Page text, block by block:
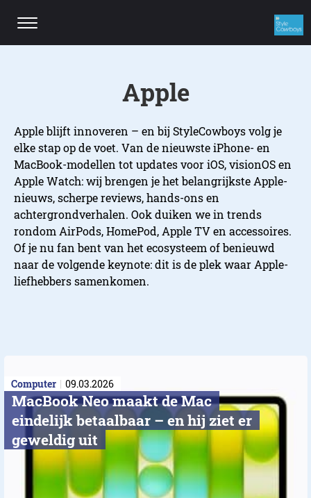
Apple
Apple blijft innoveren – en bij StyleCowboys volg je
elke stap op de voet. Van de nieuwste iPhone- en
MacBook-modellen tot updates voor iOS, visionOS en
Apple Watch: wij brengen je het belangrijkste Apple-
nieuws, scherpe reviews, hands-ons en
achtergrondverhalen. Ook duiken we in trends
rondom AirPods, HomePod, Apple TV en accessoires.
Of je nu fan bent van het ecosysteem of benieuwd
naar de volgende keynote: dit is de plek waar Apple-
liefhebbers samenkomen.
Computer 09.03.2026
MacBook Neo maakt de Mac
eindelijk betaalbaar – en hij ziet er
geweldig uit